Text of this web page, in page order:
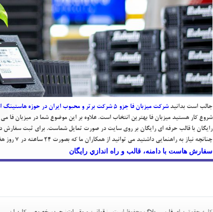
جالب است بدانيد شركت ميزبان فا جزو 5 شركت برتر و محبوب ايران در حوزه هاستينگ است
شروع كار هستيد ميزبان فا بهترين انتخاب است. علاوه بر اين موضوع شما در ميزبان فا
رايگان با قالب حرفه اي رايگان بر روي سايت در صورت تمايل شماست. براي ثبت سفارش
چنانچه نياز به راهنمايي داشتيد مي توانيد از همكاران ما كه بصورت 24 ساعته در 7 روز هفته بدون تعطيلي آماده خدمت رساني به شما عزيزان هستند راهنمايي بگيريد.
سفارش هاست با دامنه، قالب و راه اندازي رايگان